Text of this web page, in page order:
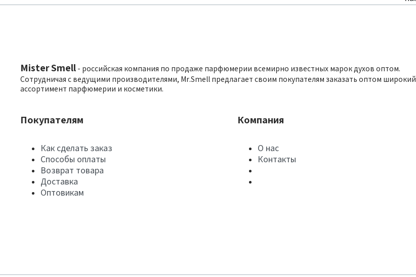
Mister Smell - российская компания по продаже парфюмерии всемирно известных марок духов оптом.
Сотрудничая с ведущими производителями, Mr.Smell предлагает своим покупателям заказать оптом широкий
ассортимент парфюмерии и косметики.
Покупателям
Как сделать заказ
Способы оплаты
Возврат товара
Доставка
Оптовикам
Компания
О нас
Контакты